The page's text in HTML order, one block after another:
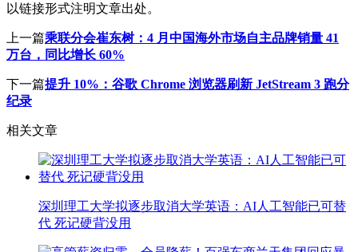
以链接形式注明文章出处。
上一篇乘联分会崔东树：4 月中国海外市场自主品牌销量 41
万台，同比增长 60%
下一篇提升 10%：谷歌 Chrome 浏览器刷新 JetStream 3 跑分
纪录
相关文章
深圳理工大学拟逐步取消大学英语：AI人工智能已可替
代 死记硬背没用